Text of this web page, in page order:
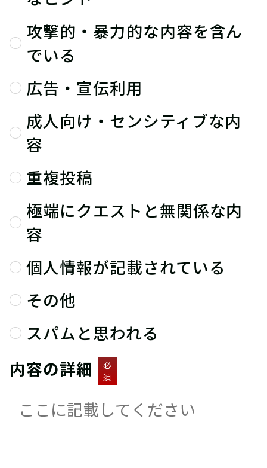
攻撃的・暴力的な内容を含ん
でいる
広告・宣伝利用
成人向け・センシティブな内
容
重複投稿
極端にクエストと無関係な内
容
個人情報が記載されている
その他
スパムと思われる
内容の詳細
必
須